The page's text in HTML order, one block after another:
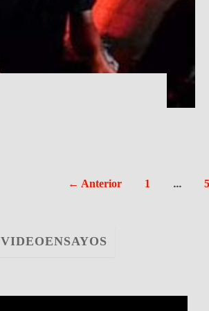
← Anterior 1 … 5
VIDEOENSAYOS